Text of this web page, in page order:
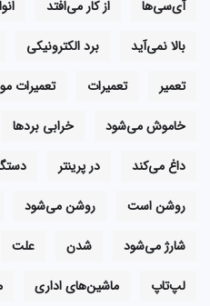
آی‌سی‌ها از کار می‌افتد
بالا نمی‌آید
برد الکترونیکی
تعمیر
تعمیرات تعمیرات
خاموش می‌شود
خرابی بردها
داغ می‌کند
در پرینتر
روشن است
روشن می‌شود
شارژ می‌شود
شدن علت
لپ‌تاپ
ماشین‌های اداری